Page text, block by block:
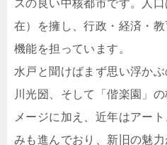
スの良い中核都市です。人
在）を擁し、行政・経済・
機能を担っています。
水戸と聞けばまず思い浮か
川光圀、そして「偕楽園」
メージに加え、近年はアー
みも進んでおり、新旧の魅